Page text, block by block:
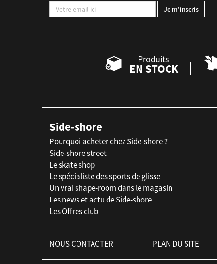
Produits
EN STOCK
Side-shore
Pourquoi acheter chez Side-shore ?
Side-shore street
Le skate shop
Le spécialiste des sports de glisse
Un vrai shape-room dans le magasin
Les news et actu de Side-shore
Les Offres club
NOUS CONTACTER PLAN DU SITE